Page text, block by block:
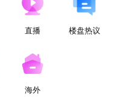
直播 楼盘热议
海外